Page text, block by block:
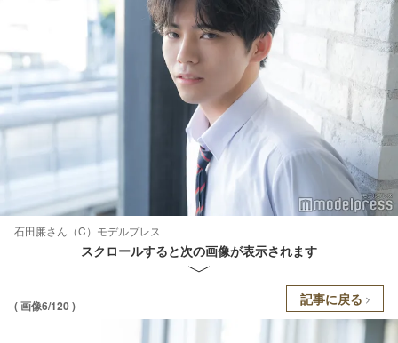
石田廉さん（C）モデルプレス
スクロールすると次の画像が表示されます
( 画像6/120 ) 記事に戻る